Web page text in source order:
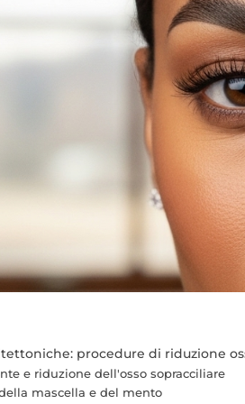
procedure di riduzione
e riduzione dell'osso sopracciliare
mascella e del mento